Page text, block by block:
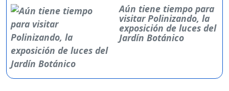
Aún tiene tiempo para
visitar Polinizando, la
exposición de luces del
Jardín Botánico